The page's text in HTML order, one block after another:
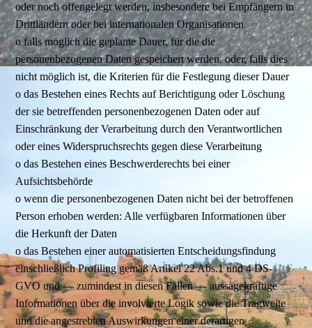
oder noch offengelegt werden, insbesondere bei Empfängern in
Drittländern oder bei internationalen Organisationen
o falls möglich die geplante Dauer, für die die
personenbezogenen Daten gespeichert werden, oder, falls dies
nicht möglich ist, die Kriterien für die Festlegung dieser Dauer
o das Bestehen eines Rechts auf Berichtigung oder Löschung
der sie betreffenden personenbezogenen Daten oder auf
Einschränkung der Verarbeitung durch den Verantwortlichen
oder eines Widerspruchsrechts gegen diese Verarbeitung
o das Bestehen eines Beschwerderechts bei einer
Aufsichtsbehörde
o wenn die personenbezogenen Daten nicht bei der betroffenen
Person erhoben werden: Alle verfügbaren Informationen über
die Herkunft der Daten
o das Bestehen einer automatisierten Entscheidungsfindung
einschließlich Profiling gemäß Artikel 22 Abs.1 und 4 DS-
GVO und — zumindest in diesen Fällen — aussagekräftige
Informationen über die involvierte Logik sowie die Tragweite
und die angestrebten Auswirkungen einer derartigen